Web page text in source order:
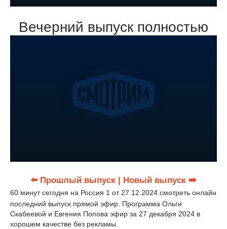
Вечерний выпуск полностью
⬅️ Прошлый выпуск | Новый выпуск ➡️
60 минут сегодня на Россия 1 от 27.12.2024 смотреть онлайн
последний выпуск прямой эфир. Программа Ольги
Скабеевой и Евгения Попова эфир за 27 декабря 2024 в
хорошем качестве без рекламы.